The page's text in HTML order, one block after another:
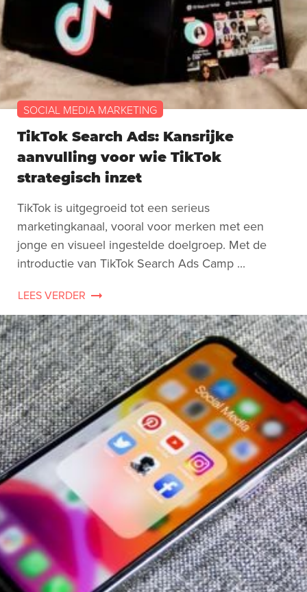
SOCIAL MEDIA MARKETING
TikTok Search Ads: Kansrijke
aanvulling voor wie TikTok
strategisch inzet
TikTok is uitgegroeid tot een serieus
marketingkanaal, vooral voor merken met een
jonge en visueel ingestelde doelgroep. Met de
introductie van TikTok Search Ads Camp ...
LEES VERDER